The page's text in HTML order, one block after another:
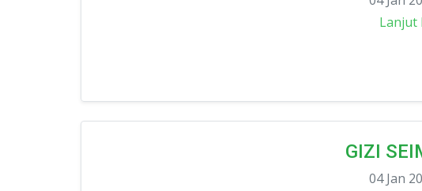
Lanjut
GIZI
04 Jan